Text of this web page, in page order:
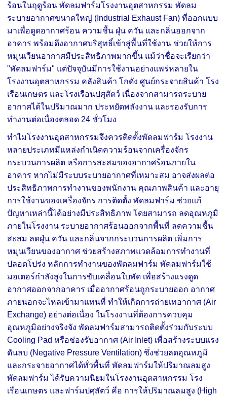
ร้อนในฤดูร้อน พัดลมฟาร์มโรงงานอุตสาหกรรม พัดลม
ระบายอากาศขนาดใหญ่ (Industrial Exhaust Fan) ที่ออกแบบ
มาเพื่อดูดอากาศร้อน ความชื้น ฝุ่น ควัน และกลิ่นออกจาก
อาคาร พร้อมดึงอากาศบริสุทธิ์เข้าสู่พื้นที่ใช้งาน ช่วยให้การ
หมุนเวียนอากาศมีประสิทธิภาพมากขึ้น แม้ว่าชื่อจะเรียกว่า
"พัดลมฟาร์ม" แต่ปัจจุบันมีการใช้งานอย่างแพร่หลายใน
โรงงานอุตสาหกรรม คลังสินค้า โกดัง ศูนย์กระจายสินค้า โรง
เรือนเกษตร และโรงเรือนปศุสัตว์ เนื่องจากสามารถระบาย
อากาศได้ในปริมาณมาก ประหยัดพลังงาน และรองรับการ
ทำงานต่อเนื่องตลอด 24 ชั่วโมง
ทำไมโรงงานอุตสาหกรรมจึงควรติดตั้งพัดลมฟาร์ม โรงงาน
หลายประเภทมีแหล่งกำเนิดความร้อนจากเครื่องจักร
กระบวนการผลิต หรือการสะสมของอากาศร้อนภายใน
อาคาร หากไม่มีระบบระบายอากาศที่เหมาะสม อาจส่งผลต่อ
ประสิทธิภาพการทำงานของพนักงาน คุณภาพสินค้า และอายุ
การใช้งานของเครื่องจักร การติดตั้ง พัดลมฟาร์ม ช่วยแก้
ปัญหาเหล่านี้ได้อย่างมีประสิทธิภาพ โดยสามารถ ลดอุณหภูมิ
ภายในโรงงาน ระบายอากาศร้อนออกจากพื้นที่ ลดความชื้น
สะสม ลดฝุ่น ควัน และกลิ่นจากกระบวนการผลิต เพิ่มการ
หมุนเวียนของอากาศ ช่วยสร้างสภาพแวดล้อมการทำงานที่
ปลอดโปร่ง หลักการทำงานของพัดลมฟาร์ม พัดลมฟาร์มใช้
มอเตอร์กำลังสูงในการขับเคลื่อนใบพัด เพื่อสร้างแรงดูด
อากาศออกจากอาคาร เมื่ออากาศร้อนถูกระบายออก อากาศ
ภายนอกจะไหลเข้ามาแทนที่ ทำให้เกิดการถ่ายเทอากาศ (Air
Exchange) อย่างต่อเนื่อง ในโรงงานที่ต้องการควบคุม
อุณหภูมิอย่างจริงจัง พัดลมฟาร์มสามารถติดตั้งร่วมกับระบบ
Cooling Pad หรือช่องรับอากาศ (Air Inlet) เพื่อสร้างระบบแรง
ดันลบ (Negative Pressure Ventilation) ซึ่งช่วยลดอุณหภูมิ
และกระจายอากาศได้ทั่วพื้นที่ พัดลมฟาร์มให้ปริมาณลมสูง
พัดลมฟาร์ม ได้รับความนิยมในโรงงานอุตสาหกรรม โรง
เรือนเกษตร และฟาร์มปศุสัตว์ คือ การให้ปริมาณลมสูง (High